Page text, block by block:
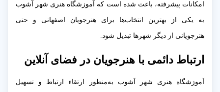
امکانات پیشرفته، باعث شده است که آموزشگاه هنری شهر آشوب
به یکی از بهترین انتخاب‌ها برای هنرجویان اصفهانی و حتی
هنرجویانی از دیگر شهرها تبدیل شود.
ارتباط دائمی با هنرجویان در فضای آنلاین
آموزشگاه هنری شهر آشوب به‌منظور ارتقاء ارتباط و تسهیل